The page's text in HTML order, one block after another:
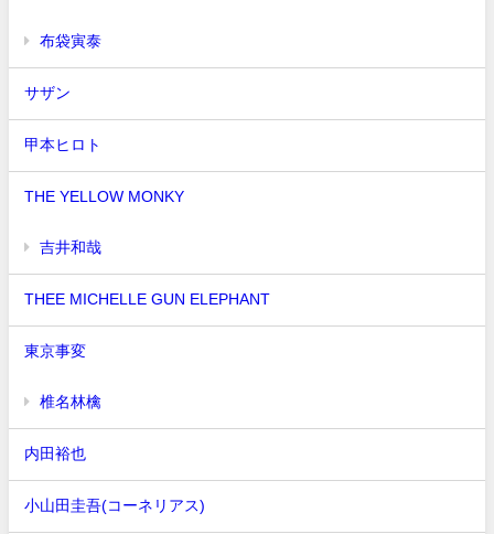
布袋寅泰
サザン
甲本ヒロト
THE YELLOW MONKY
吉井和哉
THEE MICHELLE GUN ELEPHANT
東京事変
椎名林檎
内田裕也
小山田圭吾(コーネリアス)